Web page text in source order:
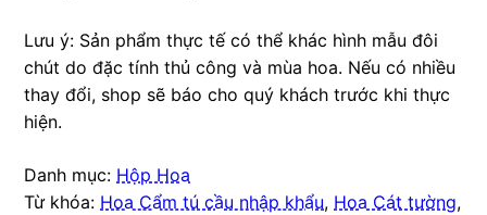
Lưu ý: Sản phẩm thực tế có thể khác hình mẫu đôi
chút do đặc tính thủ công và mùa hoa. Nếu có nhiều
thay đổi, shop sẽ báo cho quý khách trước khi thực
hiện.
Danh mục: Hộp Hoa
Từ khóa: Hoa Cẩm tú cầu nhập khẩu, Hoa Cát tường,